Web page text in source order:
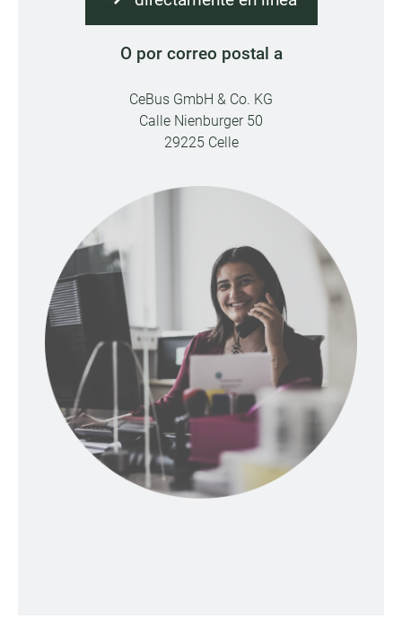
O por correo postal a
CeBus GmbH & Co. KG
Calle Nienburger 50
29225 Celle